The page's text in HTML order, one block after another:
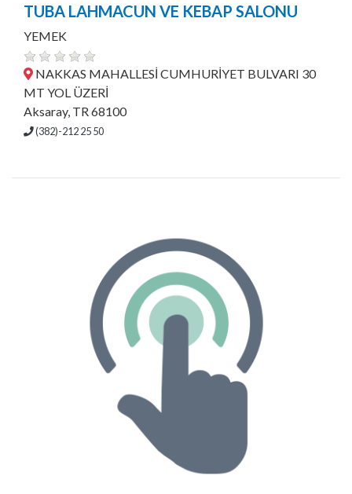
TUBA LAHMACUN VE KEBAP SALONU
YEMEK
NAKKAS MAHALLESİ CUMHURİYET BULVARI 30
MT YOL ÜZERİ
Aksaray, TR 68100
(382)-212 25 50